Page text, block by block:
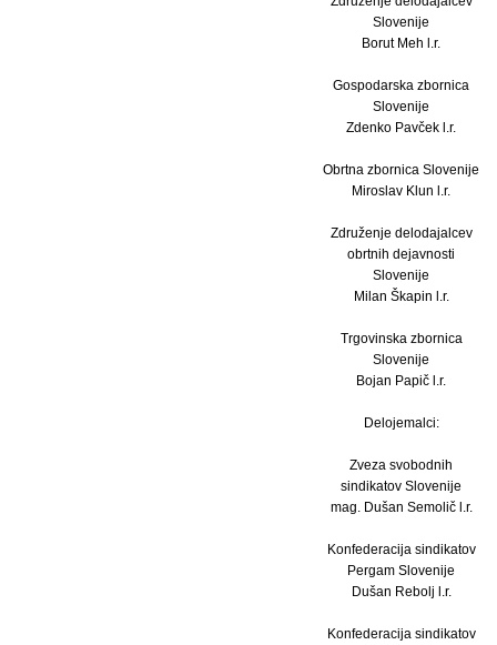
Slovenije
Borut Meh l.r.
Gospodarska zbornica
Slovenije
Zdenko Pavček l.r.
Obrtna zbornica Slovenije
Miroslav Klun l.r.
Združenje delodajalcev
obrtnih dejavnosti
Slovenije
Milan Škapin l.r.
Trgovinska zbornica
Slovenije
Bojan Papič l.r.
Delojemalci:
Zveza svobodnih
sindikatov Slovenije
mag. Dušan Semolič l.r.
Konfederacija sindikatov
Pergam Slovenije
Dušan Rebolj l.r.
Konfederacija sindikatov